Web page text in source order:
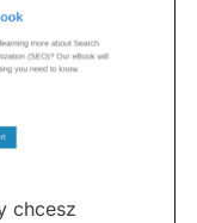
chcesz